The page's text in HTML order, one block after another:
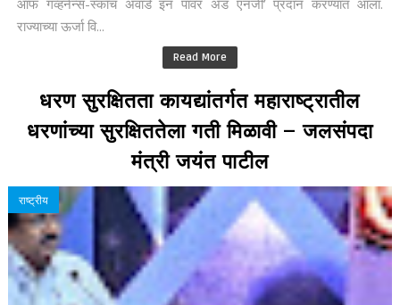
ऑफ गव्हर्नन्स-स्कॉच अवार्ड इन पावर अँड एनर्जी’ प्रदान करण्यात आला.
राज्याच्या ऊर्जा वि...
Read More
धरण सुरक्षितता कायद्यांतर्गत महाराष्ट्रातील
धरणांच्या सुरक्षिततेला गती मिळावी – जलसंपदा
मंत्री जयंत पाटील
राष्ट्रीय